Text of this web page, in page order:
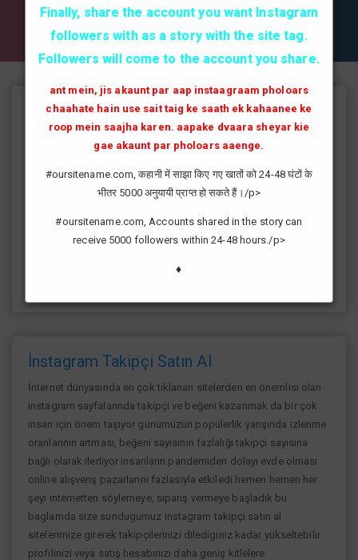
✔✔✔ AKTİF TAKİPCİ SATIN AL ✔✔✔
Instagram Takipçi Hilesi
instagram'da artık yüksek takipçi kasmak eskisi kadar zor değil
fenomen yolunda ilerlemesi daha da kolaylaşmıştır.instagram
fenomeni ne gibi fayda sağlar?öncelikle bir çok kişi meslek
kredilerden her gün yararlanıp sayfanızı yüksek seviyelere
İnstagram Takipçi Satın Al
İnternet dünyasında en çok tıklanan sitelerden en önemlisi olan
instagram sayfalarında takipçi ve beğeni kazanmak da bir çok
insan için önem taşıyor günümüzün popülerlik yarışında izlenme
oranlarının artması, beğeni sayısının fazlalığı takipçi sayısına
bağlı olarak ilerliyor insanların pandemiden dolayı evde olması
online alışverış pazarlarını fazlasıyla etkiledi hemen hemen her
şeyi internetten söylemeye, sipariş vermeye başladık bu
baglamda size sundugumuz instagram takipçi satın al
sitelerimize girerek takipçilerinizi dilediginiz kadar yükseltebilir
profilinizi veya satış hesabınızı daha geniş kitlelere
Finally, share the account you want Instagram
followers with as a story with the site tag.
Followers will come to the account you share.
ant mein, jis akaunt par aap instaagraam pholoars
chaahate hain use sait taig ke saath ek kahaanee ke
roop mein saajha karen. aapake dvaara sheyar kie
gae akaunt par pholoars aaenge.
#oursitename.com, कहानी में साझा किए गए खातों को 24-48 घंटों के
भीतर 5000 अनुयायी प्राप्त हो सकते हैं।/p>
#oursitename.com, Accounts shared in the story can
receive 5000 followers within 24-48 hours./p>
♦